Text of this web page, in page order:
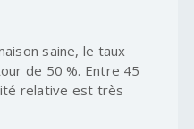
saine, le taux
de 50 %. Entre 45
relative est très